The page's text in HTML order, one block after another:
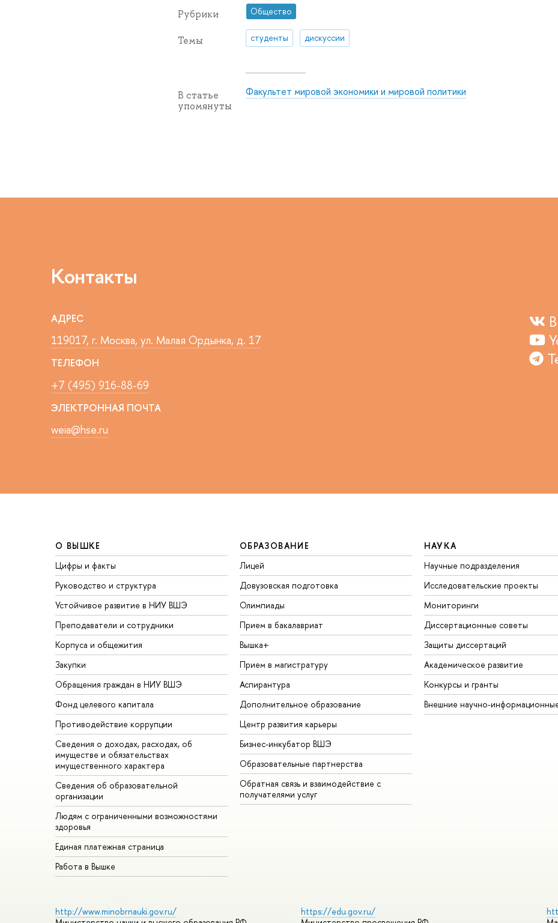
Рубрики Общество
Темы студенты дискуссии
В статье
упомянуты
Факультет мировой экономики и мировой политики
Контакты
АДРЕС
119017, г. Москва, ул. Малая Ордынка, д. 17
ТЕЛЕФОН
+7 (495) 916-88-69
ЭЛЕКТРОННАЯ ПОЧТА
weia@hse.ru
О ВЫШКЕ
Цифры и факты
Руководство и структура
Устойчивое развитие в НИУ ВШЭ
Преподаватели и сотрудники
Корпуса и общежития
Закупки
Обращения граждан в НИУ ВШЭ
Фонд целевого капитала
Противодействие коррупции
Сведения о доходах, расходах, об
имуществе и обязательствах
имущественного характера
Сведения об образовательной
организации
Людям с ограниченными возможностями
здоровья
Единая платежная страница
Работа в Вышке
ОБРАЗОВАНИЕ
Лицей
Довузовская подготовка
Олимпиады
Прием в бакалавриат
Вышка+
Прием в магистратуру
Аспирантура
Дополнительное образование
Центр развития карьеры
Бизнес-инкубатор ВШЭ
Образовательные партнерства
Обратная связь и взаимодействие с
получателями услуг
НАУКА
Научные подразделения
Исследовательские проекты
Мониторинги
Диссертационные советы
Защиты диссертаций
Академическое развитие
Конкурсы и гранты
Внешние научно-
http://www.minobrnauki.gov.ru/
https://edu.gov.ru/